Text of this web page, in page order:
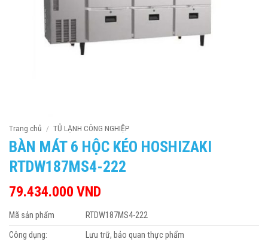
Trang chủ / TỦ LẠNH CÔNG NGHIỆP
BÀN MÁT 6 HỘC KÉO HOSHIZAKI
RTDW187MS4-222
79.434.000 VND
Mã sản phẩm
RTDW187MS4-222
Công dụng:
Lưu trữ, bảo quan thực phẩm